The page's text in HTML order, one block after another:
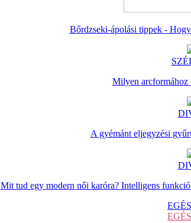
Bőrdzseki-ápolási tippek -
Milyen
A gyémánt eljegyzési
Mit tud egy modern női karóra? Intelligens